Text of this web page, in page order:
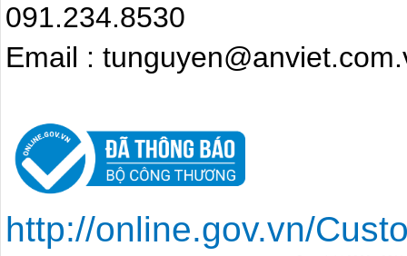
091.234.8530
Email :
http://online.gov.vn/